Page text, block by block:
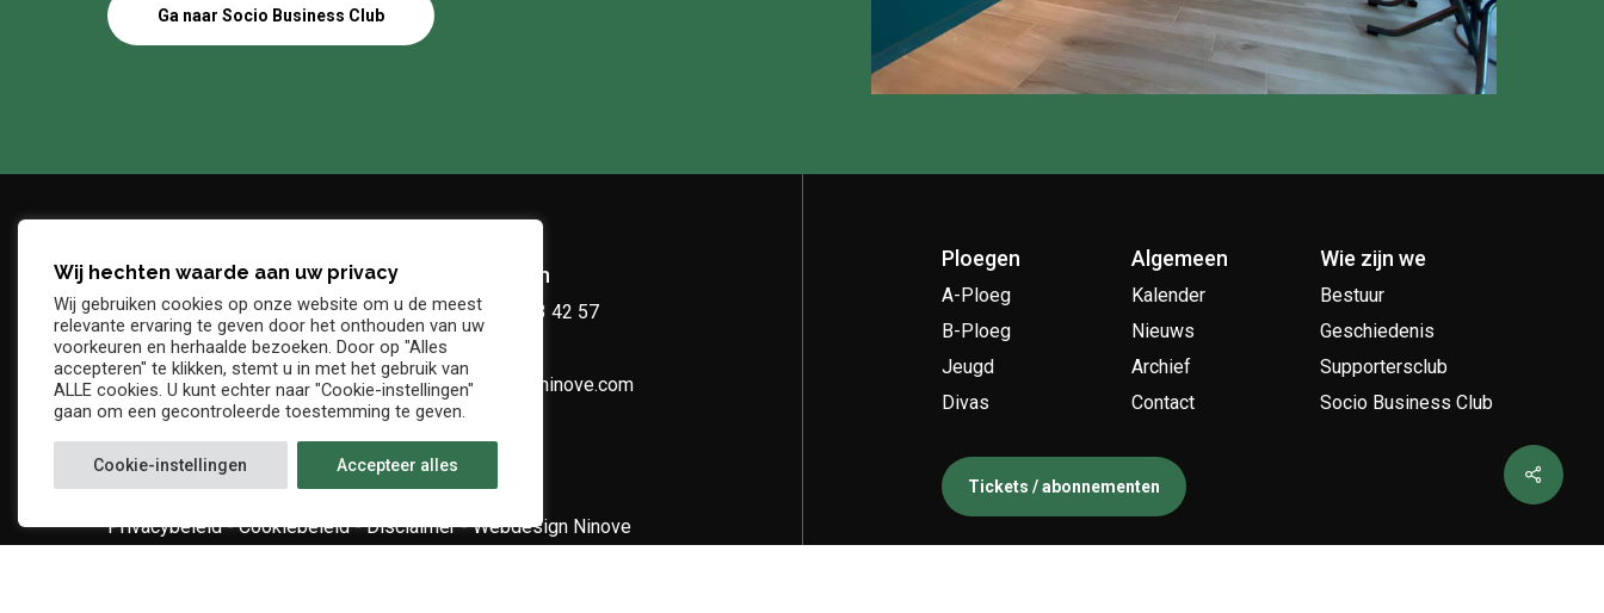
Ga naar Socio Business Club
Adres
Denderstraat, z/n
9402 Ninove
Telefoon
+32 54 33 42 57
info@kvkninove.com
Privacybeleid-Cookiebeleid-Disclaimer-Webdesign Ninove
Ploegen
A-Ploeg
B-Ploeg
Jeugd
Divas
Algemeen
Kalender
Nieuws
Archief
Contact
Wie zijn we
Bestuur
Geschiedenis
Supportersclub
Socio Business Club
Tickets / abonnementen
Wij hechten waarde aan uw privacy
Wij gebruiken cookies op onze website om u de meest
relevante ervaring te geven door het onthouden van uw
voorkeuren en herhaalde bezoeken. Door op "Alles
accepteren" te klikken, stemt u in met het gebruik van
ALLE cookies. U kunt echter naar "Cookie-instellingen"
gaan om een gecontroleerde toestemming te geven.
Cookie-instellingen Accepteer alles